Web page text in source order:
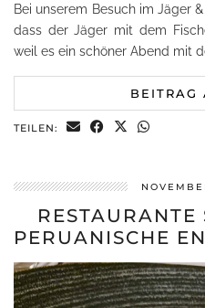
Bei unserem Besuch im Jäger
dass der Jäger mit dem
weil es ein schöner Abend mit
BEITRAG
TEILEN:
PERUANISCHE